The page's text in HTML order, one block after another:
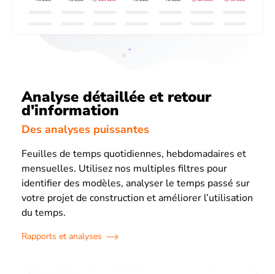
Analyse détaillée et retour
d'information
Des analyses puissantes
Feuilles de temps quotidiennes, hebdomadaires et
mensuelles. Utilisez nos multiples filtres pour
identifier des modèles, analyser le temps passé sur
votre projet de construction et améliorer l’utilisation
du temps.
Rapports et analyses